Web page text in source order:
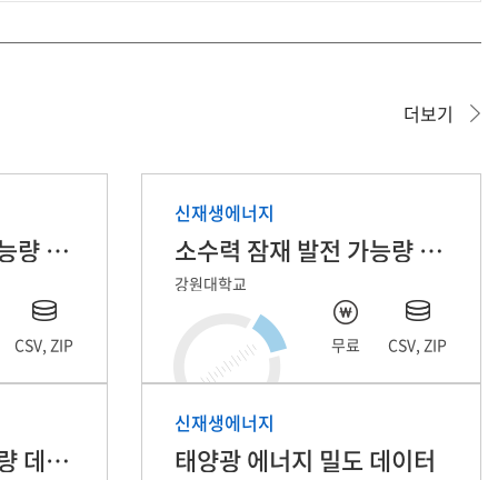
더보기
태양광 잠재 발전 가능량 데이터
CSV, ZIP
신재생에너지
소수력 잠재 발전 가능량 데이터
강원대학교
무료 CSV, ZIP
수열 잠재 발전 가능량 데이터
신재생에너지
태양광 에너지 밀도 데이터